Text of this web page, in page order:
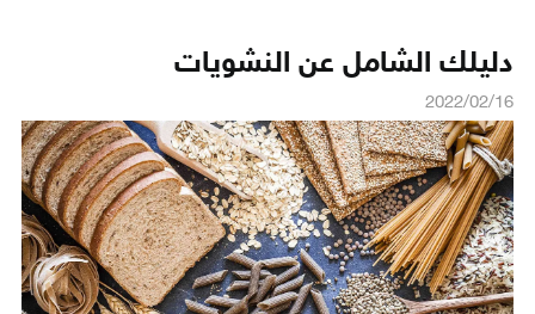
دليلك الشامل عن النشويات
2022/02/16